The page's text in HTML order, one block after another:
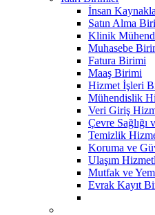
İnsan
Satın Alma
Klinik
Muhasebe
Fatura Birimi
Maaş Birimi
Hizmet İşleri
Mühendislik
Veri Giriş
Çevre
Temizlik
Koruma ve
Ulaşım
Mutfak ve
Evrak Kayıt